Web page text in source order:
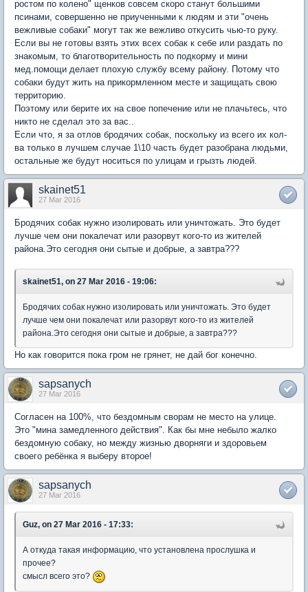
ростом по колено" щенков совсем скоро станут большими
псинами, совершенно не приученными к людям и эти "очень
вежливые собаки" могут так же вежливо откусить чью-то руку.
Если вы не готовы взять этих всех собак к себе или раздать по
знакомым, то благотворительность по подкорму и мини
мед.помощи делает плохую службу всему району. Потому что
собаки будут жить на прикормленном месте и защищать свою
территорию.
Поэтому или берите их на свое попечение или не плачьтесь, что
никто не сделал это за вас..
Если что, я за отлов бродячих собак, поскольку из всего их кол-
ва только в лучшем случае 1\10 часть будет разобрана людьми,
остальные же будут носиться по улицам и грызть людей.
skainet51
27 Mar 2016
Бродячих собак нужно изолировать или уничтожать. Это будет
лучше чем они покалечат или разорвут кого-то из жителей
района.Это сегодня они сытые и добрые, а завтра???
skainet51, on 27 Mar 2016 - 19:06:
Бродячих собак нужно изолировать или уничтожать. Это будет
лучше чем они покалечат или разорвут кого-то из жителей
района.Это сегодня они сытые и добрые, а завтра???
Но как говорится пока гром не грянет, не дай бог конечно.
sapsanych
27 Mar 2016
Согласен на 100%, что бездомным сворам не место на улице.
Это "мина замедленного действия". Как бы мне небыло жалко
бездомную собаку, но между жизнью дворняги и здоровьем
своего ребёнка я выберу второе!
sapsanych
27 Mar 2016
Guz, on 27 Mar 2016 - 17:33:
А откуда такая информацию, что установлена прослушка и
прочее?
смысл всего это?